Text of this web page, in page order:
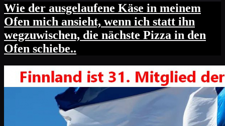
Wie der ausgelaufene Käse in meinem
Ofen mich ansieht, wenn ich statt ihn
wegzuwischen, die nächste Pizza in den
Ofen schiebe..